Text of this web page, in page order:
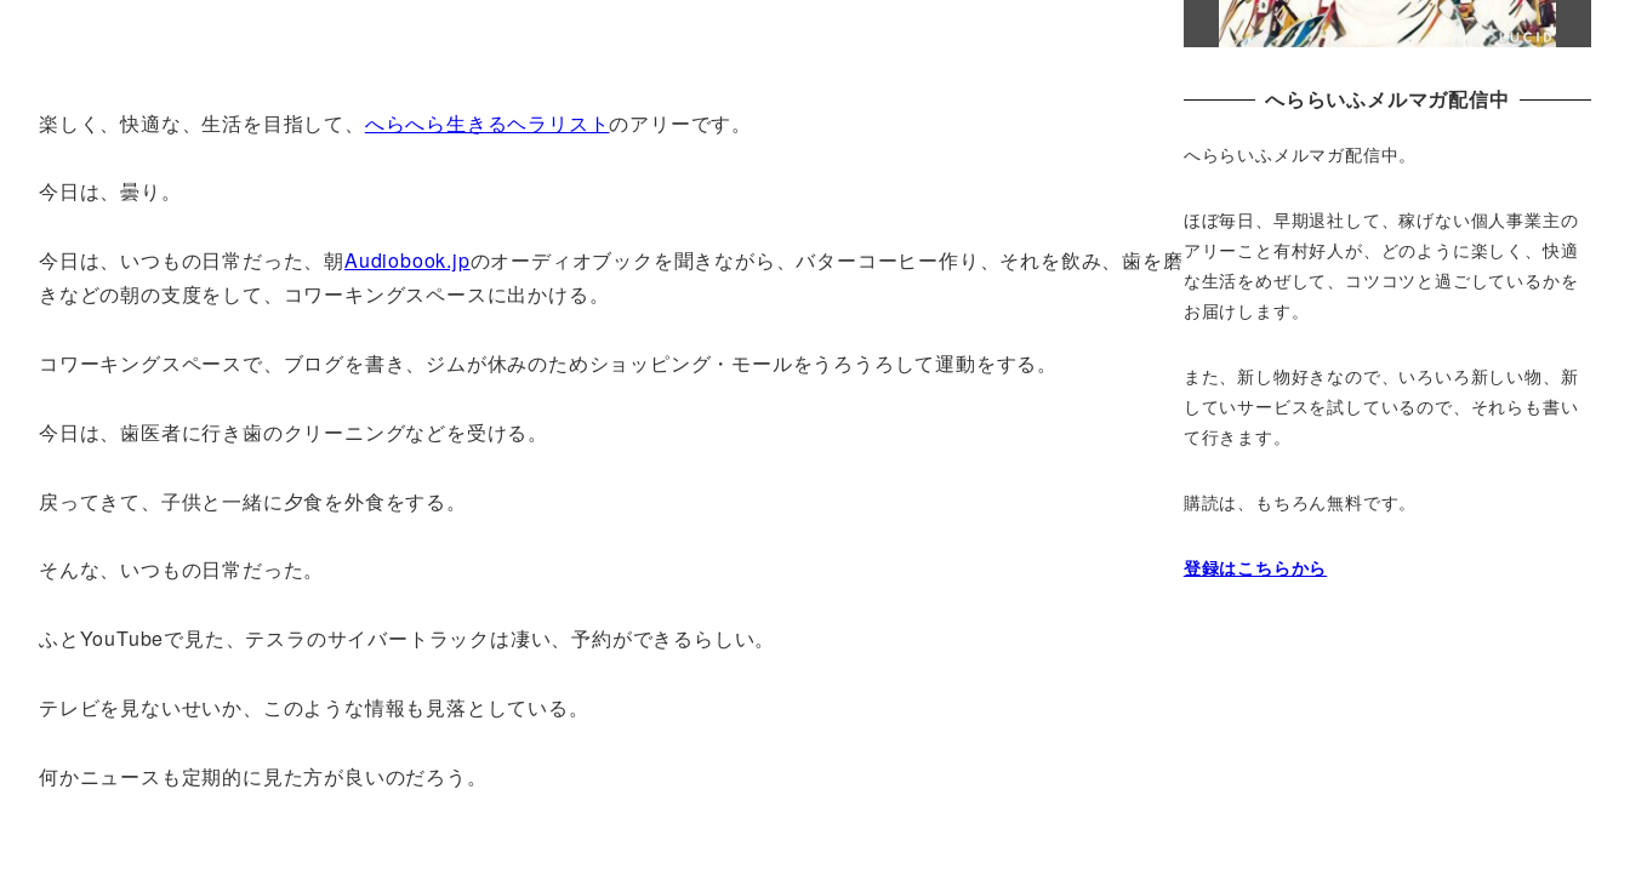
楽しく、快適な、生活を目指して、 へらへら生きるヘラリストのアリーです。
今日は、曇り。
今日は、いつもの日常だった、朝Audiobook.jpのオーディオブックを聞きながら、バターコーヒー作り、それを飲み、歯を磨
きなどの朝の支度をして、コワーキングスペースに出かける。
コワーキングスペースで、ブログを書き、ジムが休みのためショッピング・モールをうろうろして運動をする。
今日は、歯医者に行き歯のクリーニングなどを受ける。
戻ってきて、子供と一緒に夕食を外食をする。
そんな、いつもの日常だった。
ふとYouTubeで見た、テスラのサイバートラックは凄い、予約ができるらしい。
テレビを見ないせいか、このような情報も見落としている。
何かニュースも定期的に見た方が良いのだろう。
へららいふメルマガ配信中
へららいふメルマガ配信中。
ほぼ毎日、早期退社して、稼げない個人事業主の
アリーこと有村好人が、どのように楽しく、快適
な生活をめぜして、 コツコツと過ごしているかを
お届けします。
また、新し物好きなので、いろいろ新しい物、 新
していサービスを試しているので、それらも書い
て行きます。
購読は、もちろん無料です。
登録はこちらから